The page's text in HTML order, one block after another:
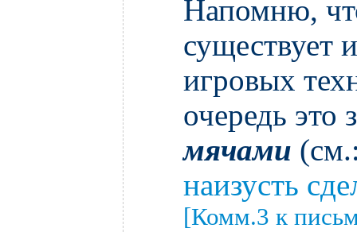
Напомню,
существует
игровых
очередь это
мячами
наизусть
[Комм.3 к